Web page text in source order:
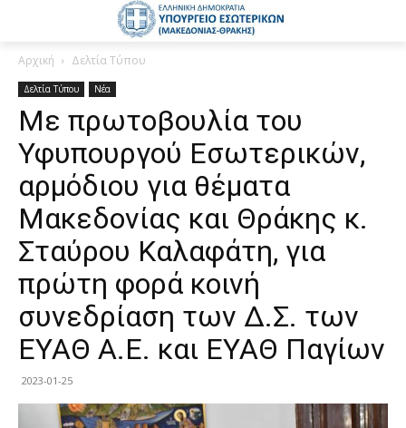
Αρχική Δελτία Τύπου
Δελτία Τύπου Νέα
Με πρωτοβουλία του
Υφυπουργού Εσωτερικών,
αρμόδιου για θέματα
Μακεδονίας και Θράκης κ.
Σταύρου Καλαφάτη, για
πρώτη φορά κοινή
συνεδρίαση των Δ.Σ. των
ΕΥΑΘ Α.Ε. και ΕΥΑΘ Παγίων
2023-01-25